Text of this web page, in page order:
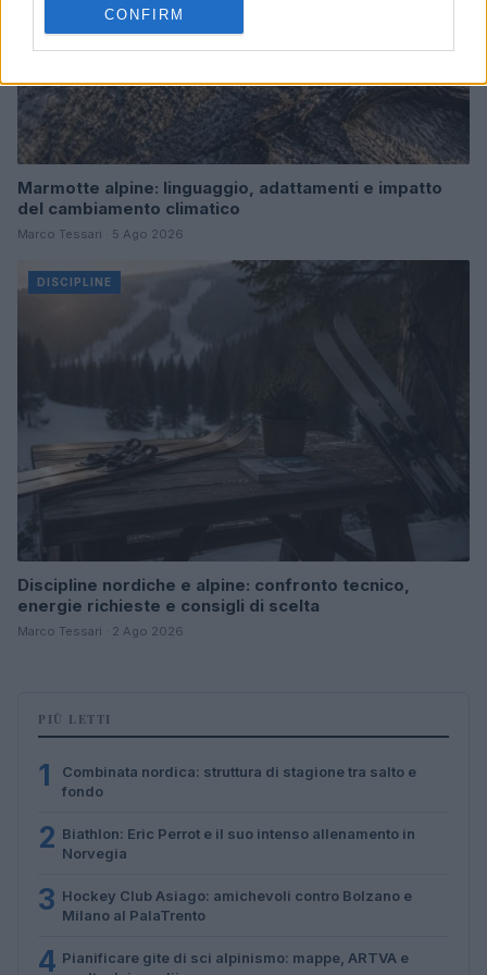
CONFIRM
Marmotte alpine: linguaggio, adattamenti e impatto
del cambiamento climatico
Marco Tessari · 5 Ago 2026
DISCIPLINE
Discipline nordiche e alpine: confronto tecnico,
energie richieste e consigli di scelta
Marco Tessari · 2 Ago 2026
PIÙ LETTI
1
Combinata nordica: struttura di stagione tra salto e
fondo
2 Biathlon: Eric Perrot e il suo intenso allenamento in
Norvegia
3 Hockey Club Asiago: amichevoli contro Bolzano e
Milano al PalaTrento
4 Pianificare gite di sci alpinismo: mappe, ARTVA e